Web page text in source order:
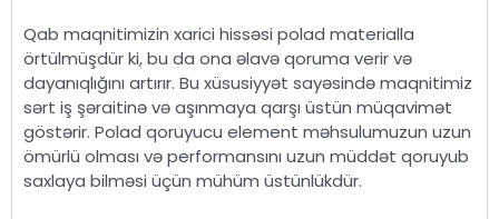
Qab maqnitimizin xarici hissəsi polad materialla
örtülmüşdür ki, bu da ona əlavə qoruma verir və
dayanıqlığını artırır. Bu xüsusiyyət sayəsində maqnitimiz
sərt iş şəraitinə və aşınmaya qarşı üstün müqavimət
göstərir. Polad qoruyucu element məhsulumuzun uzun
ömürlü olması və performansını uzun müddət qoruyub
saxlaya bilməsi üçün mühüm üstünlükdür.